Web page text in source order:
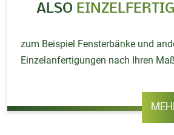
ALSO
zum Beispiel Fensterbänke und
Einzelanfertigungen nach Ihren